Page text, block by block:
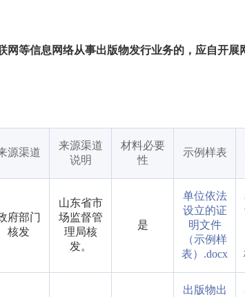
等信息网络从事出版物发行业务的，应自开展
源渠道
来源渠道
说明
材料必要
性
示例样表
府部门
核发
山东省市
场监督管
理局核
发。
是
单位依法
设立的证
明文件
（示例样
表）.docx
出版物出